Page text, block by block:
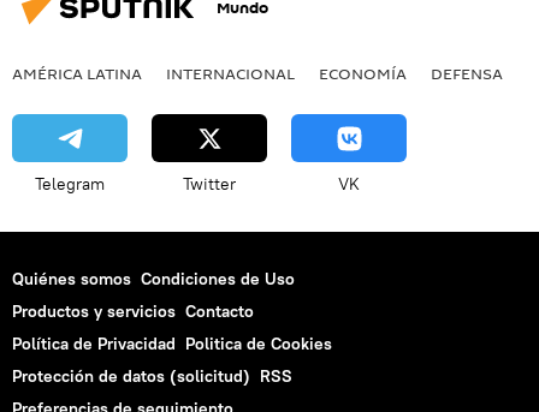
Mundo
AMÉRICA LATINA INTERNACIONAL ECONOMÍA DEFENSA
Telegram Twitter VK
Quiénes somos Condiciones de Uso
Productos y servicios Contacto
Política de Privacidad Politica de Cookies
Protección de datos (solicitud) RSS